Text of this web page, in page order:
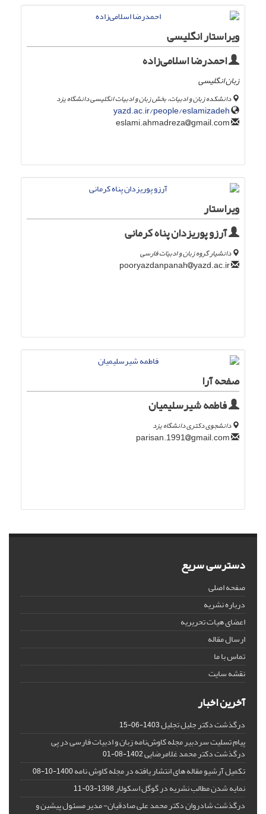
ویراستار انگلیسی
احمدرضا اسلامی‌زاده
زبان انگلیسی
دانشکده زبان‌ و ادبیات، بخش زبان و ادبیات انگلیسی دانشگاه یزد
yazd.ac.ir/people/eslamizadeh
gmail.com
ویراستار
آرزو پوریزدان پناه کرمانی
دانشیار گروه زبان و ادبیّات فارسی
yazd.ac.ir
صفحه آرا
فاطمه شیرسلیمیان
دانشجوی دکتری دانشگاه یزد
gmail.com
دسترسی سریع
صفحه اصلی
درباره نشریه
اعضای هیات تحریریه
ارسال مقاله
تماس با ما
نقشه سایت
آخرین اخبار
درگذشت دکتر جلیل تجلیل1403-06-15
پیام تسلیت سردبیر مجله کاوش‌نامه زبان و ادبیات فارسی در پی
درگذشت دکتر محمد غلامرضایی1402-08-01
تکمیل آرشیو مقاله های انتشار یافته در مجله کاوش نامه1400-10-08
نمایه شدن مطالب نشریه در گوگل اسکولار1398-03-11
درگذشت شادروان دکتر محمد علی صادقیان- مدیر مسئول پیشین و